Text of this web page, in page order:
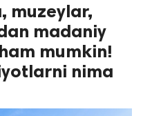
muzeylar,
madaniy
mumkin!
nima